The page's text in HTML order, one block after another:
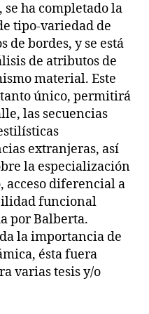
se ha completado la
tipo‑variedad de
de bordes, y se está
de atributos de
material. Este
único, permitirá
las secuencias
extranjeras, así
la especialización
acceso diferencial a
funcional
por Balberta.
la importancia de
ésta fuera
varias tesis y/o